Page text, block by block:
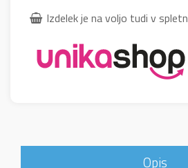
Izdelek je na voljo tudi v
Opis